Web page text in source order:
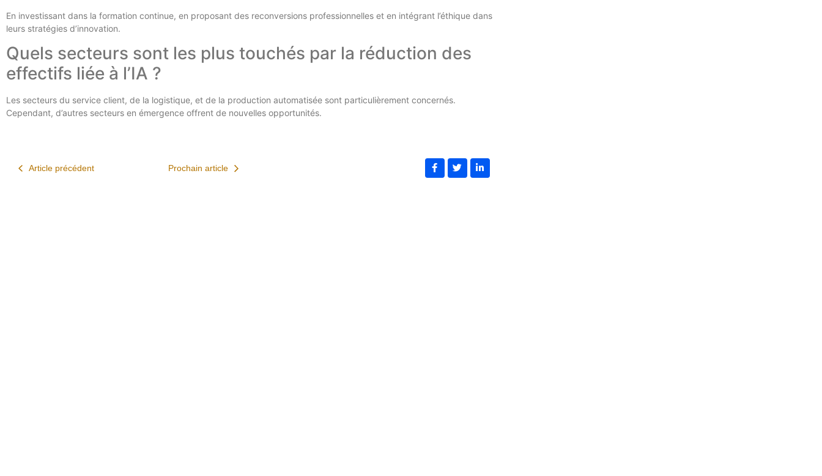
En investissant dans la formation continue, en proposant des reconversions professionnelles et en intégrant l’éthique dans
leurs stratégies d’innovation.
Quels secteurs sont les plus touchés par la réduction des
effectifs liée à l’IA ?
Les secteurs du service client, de la logistique, et de la production automatisée sont particulièrement concernés.
Cependant, d’autres secteurs en émergence offrent de nouvelles opportunités.
Article précédent Prochain article